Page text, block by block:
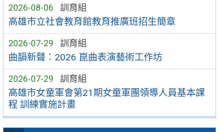
2026-08-06 訓育組
高雄市立社會教育館教育推廣班招生簡章
2026-07-29 訓育組
曲韻新聲：2026 崑曲表演藝術工作坊
2026-07-29 訓育組
高雄市女童軍會第21期女童軍團領導人員基本課
程 訓練實施計畫